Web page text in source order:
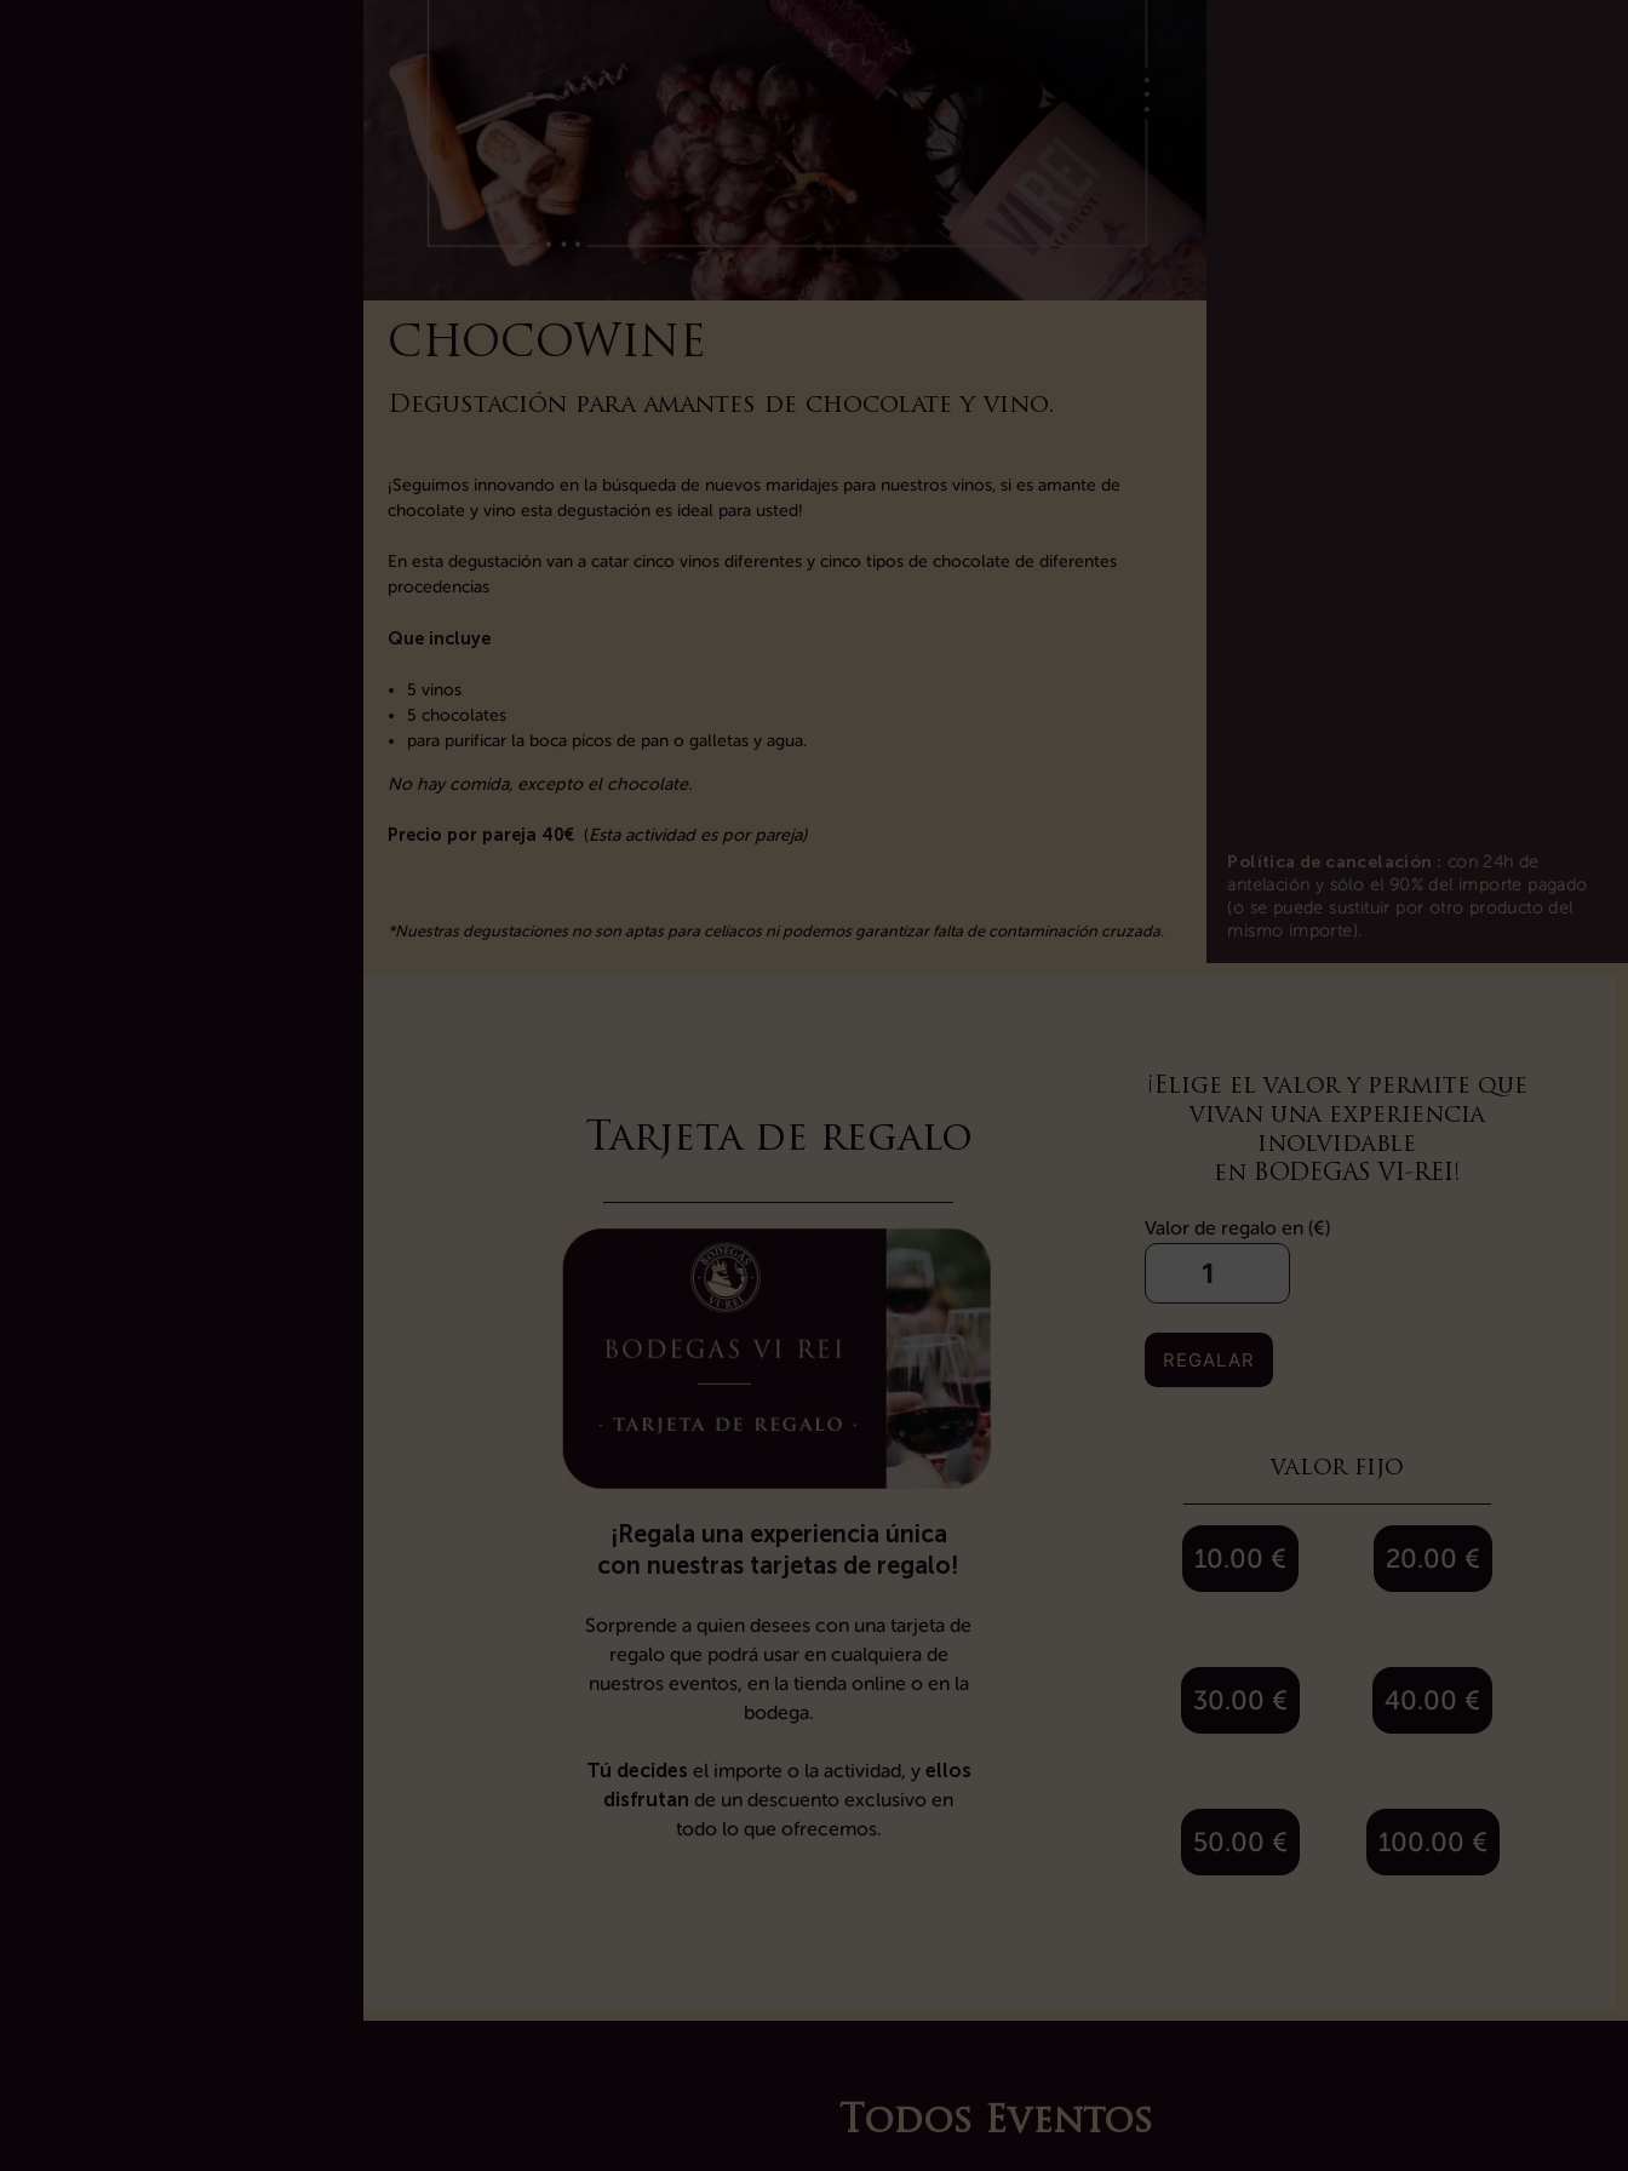
CHOCOWINE
Degustación para amantes de chocolate y vino.
¡Seguimos innovando en la búsqueda de nuevos maridajes para nuestros vinos, si es amante de
chocolate y vino esta degustación es ideal para usted!
En esta degustación van a catar cinco vinos diferentes y cinco tipos de chocolate de diferentes
procedencias
Que incluye
5 vinos
5 chocolates
para purificar la boca picos de pan o galletas y agua.
No hay comida, excepto el chocolate.
Precio por pareja 40€ (Esta actividad es por pareja)
*Nuestras degustaciones no son aptas para celíacos ni podemos garantizar falta de contaminación cruzada.
Política de cancelación : con 24h de
antelación y sólo el 90% del importe pagado
(o se puede sustituir por otro producto del
mismo importe).
¡Elige el valor y permite que
vivan una experiencia
inolvidable
en BODEGAS VI-REI!
Valor de regalo en (€)
REGALAR
valor fijo
10.00 € 20.00 €
30.00 € 40.00 €
50.00 € 100.00 €
Tarjeta de regalo
¡Regala una experiencia única
con nuestras tarjetas de regalo!
Sorprende a quien desees con una tarjeta de
regalo que podrá usar en cualquiera de
nuestros eventos, en la tienda online o en la
bodega.
Tú decides el importe o la actividad, y ellos
disfrutan de un descuento exclusivo en
todo lo que ofrecemos.
Todos Eventos